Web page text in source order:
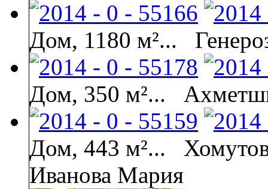
Дом, 1180 м²...
Дом, 350 м²...
Дом, 443 м²...
Иванова Мария